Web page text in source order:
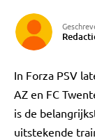
In Forza PSV
AZ en FC
is de
uitstekende